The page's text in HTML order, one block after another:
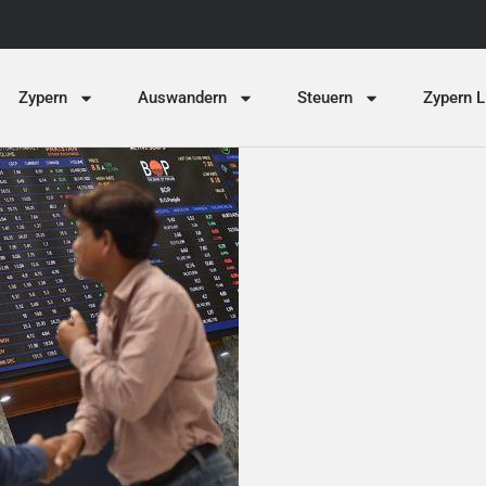
Zypern Auswandern Steuern Zypern